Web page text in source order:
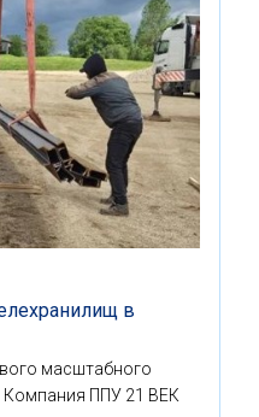
в
масштабного
Компания ППУ 21 ВЕК